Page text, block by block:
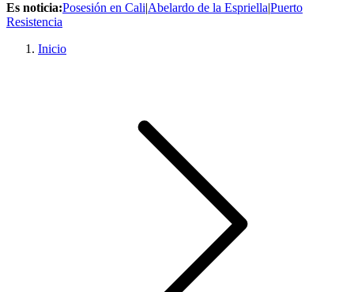
Es noticia:Posesión en Cali|Abelardo de la Espriella|Puerto
Resistencia
Inicio